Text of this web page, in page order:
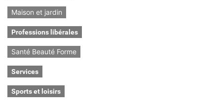
Maison et jardin
Professions libérales
Santé Beauté Forme
Services
Sports et loisirs